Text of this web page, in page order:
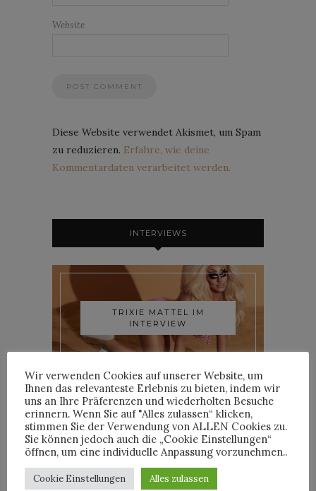
Website
Diese Website verwendet Akismet, um Spam
zu reduzieren. Erfahre, wie deine
Kommentardaten verarbeitet werden.
INTERVIEWS
TRIXIE MATTEL IM
INTERVIEW
YOANN LEMOINE AKA
WOODKID IM INTERVIEW
Wir verwenden Cookies auf unserer Website, um
Ihnen das relevanteste Erlebnis zu bieten, indem wir
uns an Ihre Präferenzen und wiederholten Besuche
erinnern. Wenn Sie auf "Alles zulassen“ klicken,
stimmen Sie der Verwendung von ALLEN Cookies zu.
Sie können jedoch auch die „Cookie Einstellungen“
öffnen, um eine individuelle Anpassung vorzunehmen..
Cookie Einstellungen Alles zulassen